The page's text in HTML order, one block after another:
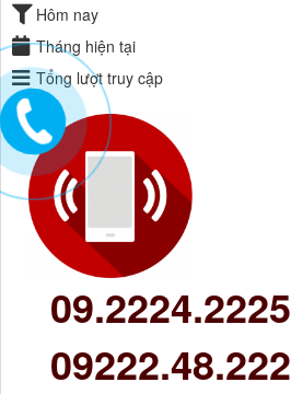
Hôm nay
Tháng hiện tại
Tổng lượt truy cập
09.2224.2225
09222.48.222